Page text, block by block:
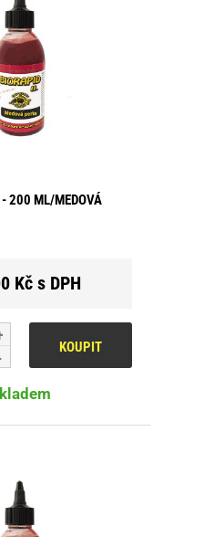
200 ML/MEDOVÁ
Kč s DPH
KOUPIT